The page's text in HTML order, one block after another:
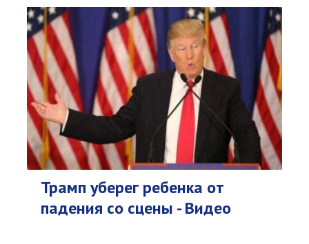
Трамп уберег ребенка от
падения со сцены - Видео